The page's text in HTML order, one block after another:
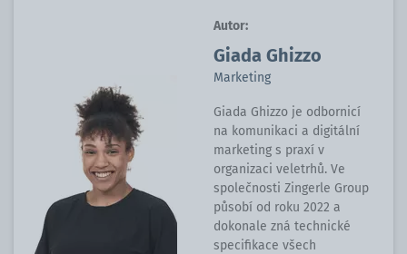
Autor:
Giada Ghizzo
Marketing
Giada Ghizzo je odbornicí
na komunikaci a digitální
marketing s praxí v
organizaci veletrhů. Ve
společnosti Zingerle Group
působí od roku 2022 a
dokonale zná technické
specifikace všech